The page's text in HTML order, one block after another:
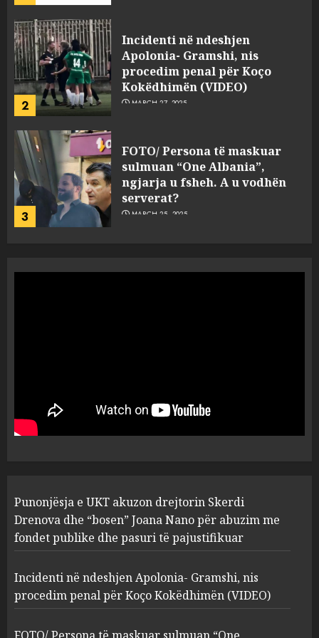
3
FOTO/ Persona të maskuar
sulmuan “One Albania”,
ngjarja u fsheh. A u vodhën
serverat?
MARCH 25, 2025
4
Prokuroria jep pretencën, ja
çfarë dënimi kërkon për
Mariela dhe Antonela
Berishën
MARCH 25, 2025
1
“bosen” Joana Nano për
abuzim me fondet publike dhe
pasuri të pajustifikuar
2
Apolonia- Gramshi, nis
procedim penal për Koço
Kokëdhimën (VIDEO)
MARCH 27, 2025
FOTO/ Persona të maskuar
sulmuan “One Albania”,
ngjarja u fsheh. A u vodhën
Punonjësja e UKT akuzon drejtorin Skerdi
Drenova dhe “bosen” Joana Nano për abuzim me
fondet publike dhe pasuri të pajustifikuar
Incidenti në ndeshjen Apolonia- Gramshi, nis
procedim penal për Koço Kokëdhimën (VIDEO)
FOTO/ Persona të maskuar sulmuan “One